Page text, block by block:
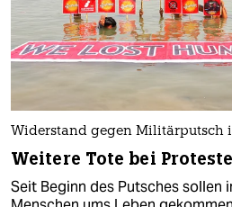
Widerstand gegen Militärputsch
Weitere Tote bei
Seit Beginn des Putsches sollen